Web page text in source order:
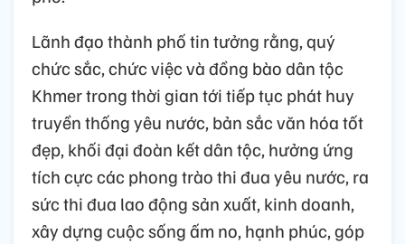
Lãnh đạo thành phố tin tưởng rằng, quý
chức sắc, chức việc và đồng bào dân tộc
Khmer trong thời gian tới tiếp tục phát huy
truyền thống yêu nước, bản sắc văn hóa tốt
đẹp, khối đại đoàn kết dân tộc, hưởng ứng
tích cực các phong trào thi đua yêu nước, ra
sức thi đua lao động sản xuất, kinh doanh,
xây dựng cuộc sống ấm no, hạnh phúc, góp